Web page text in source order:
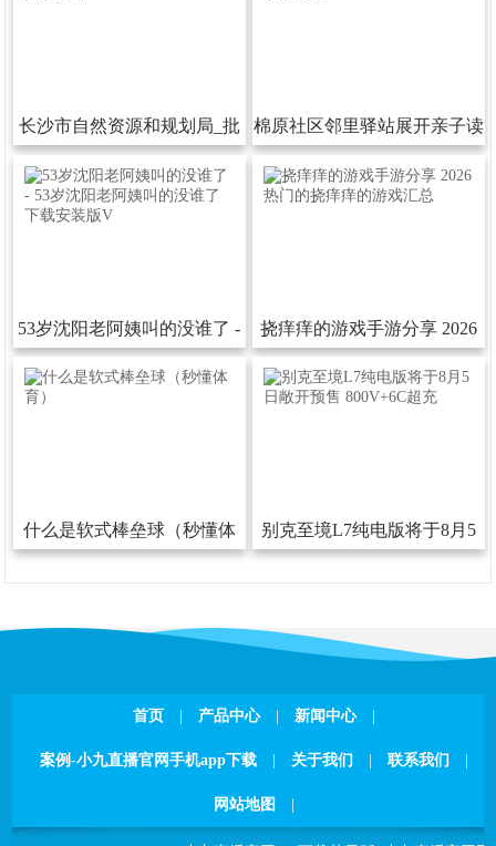
长沙市自然资源和规划局_批
后发布
棉原社区邻里驿站展开亲子读
书活动
53岁沈阳老阿姨叫的没谁了-
53岁沈阳老阿姨叫的没谁了下
挠痒痒的游戏手游分享2026
热门的挠痒痒的游戏汇总
什么是软式棒垒球（秒懂体
别克至境L7纯电版将于8月5
首页 产品中心 新闻中心
案例-小九直播官网手机app下载 关于我们 联系我们
网站地图